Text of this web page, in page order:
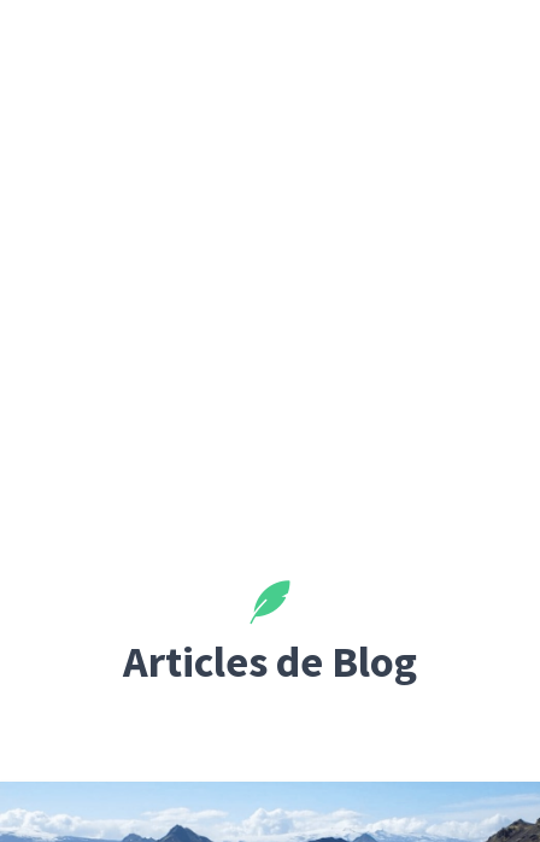
Articles de Blog